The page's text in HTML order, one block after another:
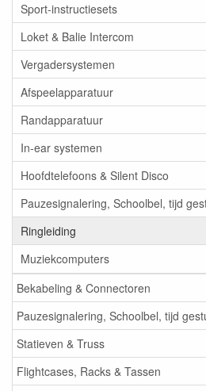
Sport-instructiesets
Loket & Balie Intercom
Vergadersystemen
Afspeelapparatuur
Randapparatuur
In-ear systemen
Hoofdtelefoons & Silent Disco
Pauzesignalering, Schoolbel, tijd
Ringleiding
Muziekcomputers
Bekabeling & Connectoren
Pauzesignalering, Schoolbel, tijd
Statieven & Truss
Flightcases, Racks & Tassen